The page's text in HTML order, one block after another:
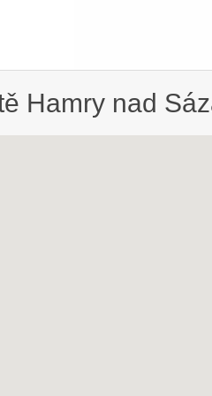
Hamry nad